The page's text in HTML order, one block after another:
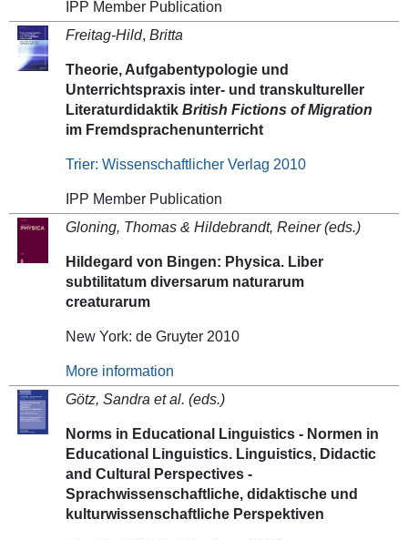
IPP Member Publication
Freitag-Hild,Britta
Theorie, Aufgabentypologie und
Unterrichtspraxis inter- und transkultureller
LiteraturdidaktikBritish Fictions of Migration
im Fremdsprachenunterricht
Trier: Wissenschaftlicher Verlag 2010
IPP Member Publication
Gloning, Thomas &Hildebrandt,Reiner (eds.)
Hildegard von Bingen: Physica. Liber
subtilitatum diversarum naturarum
creaturarum
New York: de Gruyter 2010
More information
Götz, Sandra et al. (eds.)
Norms in Educational Linguistics - Normen in
Educational Linguistics. Linguistics, Didactic
and Cultural Perspectives -
Sprachwissenschaftliche, didaktische und
kulturwissenschaftliche Perspektiven